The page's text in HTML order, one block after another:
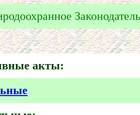
акты: